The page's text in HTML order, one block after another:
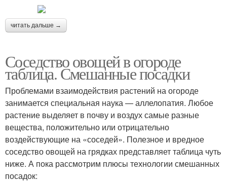
читать дальше →
Соседство овощей в огороде
таблица. Смешанные посадки
Проблемами взаимодействия растений на огороде
занимается специальная наука — аллелопатия. Любое
растение выделяет в почву и воздух самые разные
вещества, положительно или отрицательно
воздействующие на «соседей». Полезное и вредное
соседство овощей на грядках представляет таблица чуть
ниже. А пока рассмотрим плюсы технологии смешанных
посадок: